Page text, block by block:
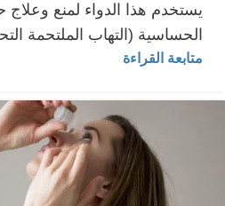
يستخدم هذا الدواء لمنع وعلاج
الحساسية (التهاب الملتحمة
متابعة القراءة